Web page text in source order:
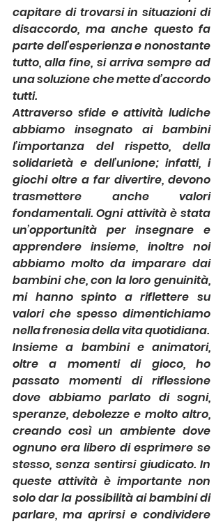
capitare di trovarsi in situazioni di
disaccordo, ma anche questo fa
parte dell’esperienza e nonostante
tutto, alla fine, si arriva sempre ad
una soluzione che mette d’accordo
tutti.
Attraverso sfide e attività ludiche
abbiamo insegnato ai bambini
l’importanza del rispetto, della
solidarietà e dell’unione; infatti, i
giochi oltre a far divertire, devono
trasmettere anche valori
fondamentali. Ogni attività è stata
un’opportunità per insegnare e
apprendere insieme, inoltre noi
abbiamo molto da imparare dai
bambini che, con la loro genuinità,
mi hanno spinto a riflettere su
valori che spesso dimentichiamo
nella frenesia della vita quotidiana.
Insieme a bambini e animatori,
oltre a momenti di gioco, ho
passato momenti di riflessione
dove abbiamo parlato di sogni,
speranze, debolezze e molto altro,
creando così un ambiente dove
ognuno era libero di esprimere se
stesso, senza sentirsi giudicato. In
queste attività è importante non
solo dar la possibilità ai bambini di
parlare, ma aprirsi e condividere